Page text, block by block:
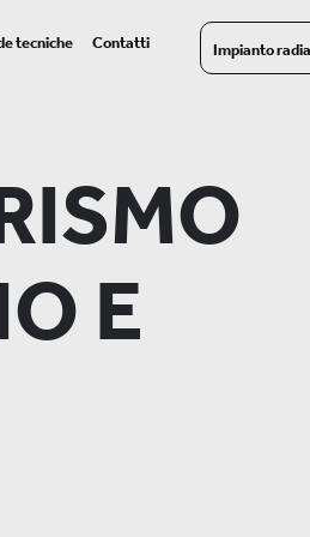
tecniche Contatti Impianto
E